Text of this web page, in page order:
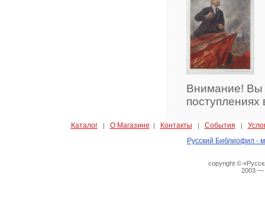
Внимание! Вы
Каталог| О Магазине | Контакты | События |
Русский Библиофил -
copyright ©
2003 —